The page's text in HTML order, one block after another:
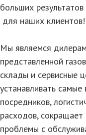
больших
для наших клиентов!
Мы являемся
представленной
склады и сервисные
устанавливать
посредников,
расходов, сокращает
проблемы с